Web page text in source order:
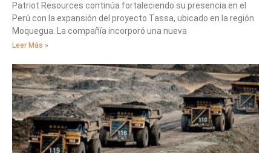
Patriot Resources continúa fortaleciendo su presencia en el
Perú con la expansión del proyecto Tassa, ubicado en la región
Moquegua. La compañía incorporó una nueva
Leer Más »